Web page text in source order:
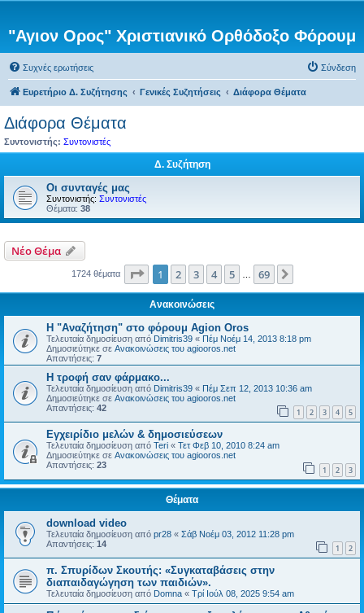
"Αγιον Ορος" Χριστιανικό Ορθόδοξο Φόρουμ
Συχνές ερωτήσεις Σύνδεση
Ευρετήριο Δ. Συζήτησης Γενικές Συζητήσεις Διάφορα Θέματα
Διάφορα Θέματα
Συντονιστής: Συντονιστές
Δ. Συζήτηση
Οι συνταγές μας
Συντονιστής: Συντονιστές
Θέματα: 38
Νέο Θέμα
1724 θέματα Σελίδα από69
1 2 3 4 5 69
Ανακοινώσεις
Η "Αναζήτηση" στο φόρουμ Agion Oros
Τελευταία δημοσίευση από Dimitris39 « Πέμ Νοέμ 14, 2013 8:18 pm
Δημοσιεύτηκε σε Ανακοινώσεις του agiooros.net
Απαντήσεις: 7
H τροφή σαν φάρμακο...
Τελευταία δημοσίευση από Dimitris39 « Πέμ Σεπ 12, 2013 10:36 am
Δημοσιεύτηκε σε Ανακοινώσεις του agiooros.net
Απαντήσεις: 42 1 2 3 4 5
Εγχειρίδιο μελών & δημοσιεύσεων
Τελευταία δημοσίευση από Teri « Τετ Φεβ 10, 2010 8:24 am
Δημοσιεύτηκε σε Ανακοινώσεις του agiooros.net
Απαντήσεις: 23 1 2 3
Θέματα
download video
Τελευταία δημοσίευση από pr28 « Σάβ Νοέμ 03, 2012 11:28 pm
Απαντήσεις: 14 1 2
π. Σπυρίδων Σκουτής: «Συγκαταβάσεις στην
διαπαιδαγώγηση των παιδιών».
Τελευταία δημοσίευση από Domna « Τρί Ιούλ 08, 2025 9:54 am